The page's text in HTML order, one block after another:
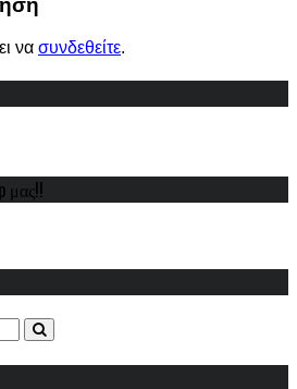
να συνδεθείτε.
μας!!